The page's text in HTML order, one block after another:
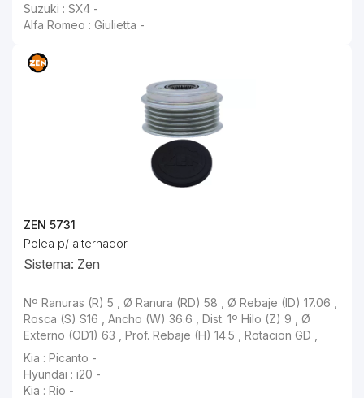
Suzuki : SX4 -
Alfa Romeo : Giulietta -
ZEN 5731
Polea p/ alternador
Sistema: Zen
Nº Ranuras (R) 5 , Ø Ranura (RD) 58 , Ø Rebaje (ID) 17.06 , Rosca (S) S16 , Ancho (W) 36.6 , Dist. 1º Hilo (Z) 9 , Ø Externo (OD1) 63 , Prof
Kia : Picanto -
Hyundai : i20 -
Kia : Rio -